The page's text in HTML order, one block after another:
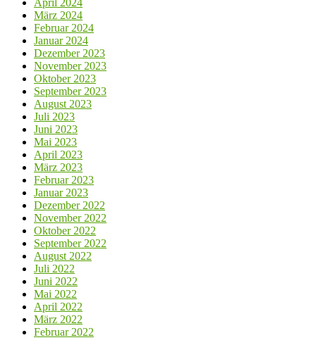
März 2024
Februar 2024
Januar 2024
Dezember 2023
November 2023
Oktober 2023
September 2023
August 2023
Juli 2023
Juni 2023
Mai 2023
April 2023
März 2023
Februar 2023
Januar 2023
Dezember 2022
November 2022
Oktober 2022
September 2022
August 2022
Juli 2022
Juni 2022
Mai 2022
April 2022
März 2022
Februar 2022